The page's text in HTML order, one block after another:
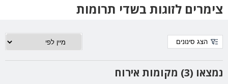
צימרים לזוגות בשדי תרומות
נמצאו (3) מקומות אירוח
הצג סינונים